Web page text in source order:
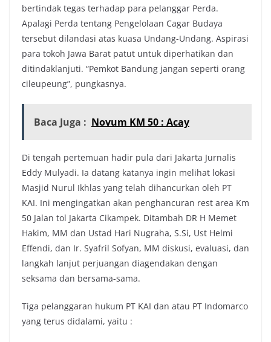
bertindak tegas terhadap para pelanggar Perda.
Apalagi Perda tentang Pengelolaan Cagar Budaya
tersebut dilandasi atas kuasa Undang-Undang. Aspirasi
para tokoh Jawa Barat patut untuk diperhatikan dan
ditindaklanjuti. “Pemkot Bandung jangan seperti orang
cileupeung”, pungkasnya.
Baca Juga : Novum KM 50 : Acay
Di tengah pertemuan hadir pula dari Jakarta Jurnalis
Eddy Mulyadi. Ia datang katanya ingin melihat lokasi
Masjid Nurul Ikhlas yang telah dihancurkan oleh PT
KAI. Ini mengingatkan akan penghancuran rest area Km
50 Jalan tol Jakarta Cikampek. Ditambah DR H Memet
Hakim, MM dan Ustad Hari Nugraha, S.Si, Ust Helmi
Effendi, dan Ir. Syafril Sofyan, MM diskusi, evaluasi, dan
langkah lanjut perjuangan diagendakan dengan
seksama dan bersama-sama.
Tiga pelanggaran hukum PT KAI dan atau PT Indomarco
yang terus didalami, yaitu :